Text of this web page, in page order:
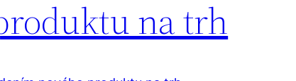
na trh